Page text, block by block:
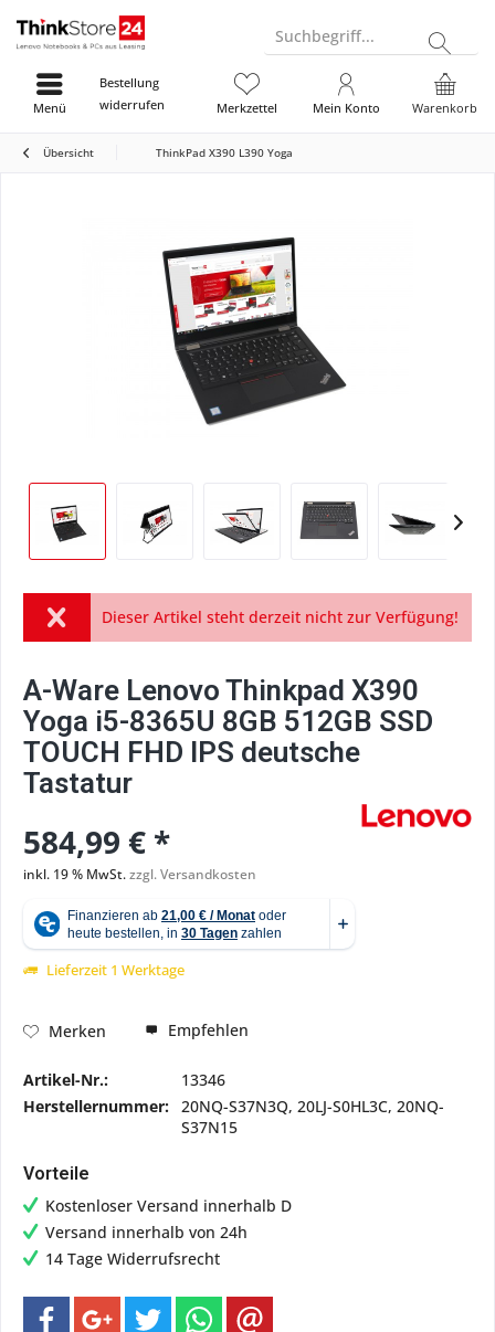
Suchbegriff...
Bestellung
widerrufen
Warenkorb
Merkzettel Mein Konto
Menü
Übersicht ThinkPad X390 L390 Yoga
Dieser Artikel steht derzeit nicht zur Verfügung!
A-Ware Lenovo Thinkpad X390
Yoga i5-8365U 8GB 512GB SSD
TOUCH FHD IPS deutsche
Tastatur
584,99 € *
inkl. 19 % MwSt.zzgl. Versandkosten
Lieferzeit 1 Werktage
Merken Empfehlen
Artikel-Nr.:
13346
Herstellernummer: 20NQ-S37N3Q, 20LJ-S0HL3C, 20NQ-
S37N15
Vorteile
Kostenloser Versand innerhalb D
Versand innerhalb von 24h
14 Tage Widerrufsrecht